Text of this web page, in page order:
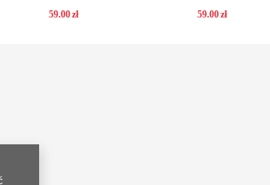
59.00zł 59.00zł